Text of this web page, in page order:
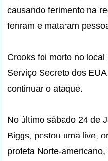
causando ferimento na
feriram e mataram
Crooks foi morto no
Serviço Secreto dos
continuar o ataque.
No último sábado 24 de
Biggs, postou uma live,
profeta Norte-